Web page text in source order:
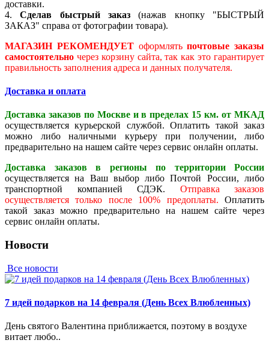
доставки.
4.Сделав быстрый заказ (нажав кнопку "БЫСТРЫЙ
ЗАКАЗ" справа от фотографии товара).
МАГАЗИН РЕКОМЕНДУЕТоформлятьпочтовые заказы
самостоятельно через корзину сайта, так как это гарантирует
правильность заполнения адреса и данных получателя.
Доставка и оплата
Доставка заказов по Москве и в пределах 15 км. от МКАД
осуществляется курьерской службой. Оплатить такой заказ
можно либо наличными курьеру при получении, либо
предварительно на нашем сайте через сервис онлайн оплаты.
Доставка заказов в регионы по территории России
осуществляется на Ваш выбор либо Почтой России, либо
транспортной компанией СДЭК. Отправка заказов
осуществляется только после 100% предоплаты. Оплатить
такой заказ можно предварительно на нашем сайте через
сервис онлайн оплаты.
Новости
Все новости
7 идей подарков на 14 февраля (День Всех Влюбленных)
День святого Валентина приближается, поэтому в воздухе
витает любо..